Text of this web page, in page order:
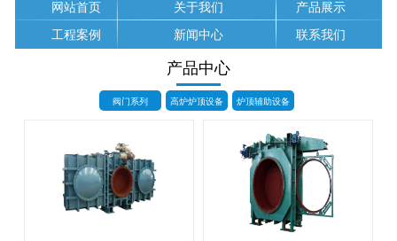
网站首页 关于我们 产品展示
工程案例 新闻中心 联系我们
产品中心
阀门系列 高炉炉顶设备 炉顶辅助设备